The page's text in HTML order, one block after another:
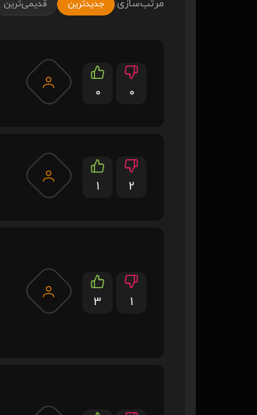
مرتب‌سازی: جدیدترین قدیمی‌ترین
0 0
1 2
3 1